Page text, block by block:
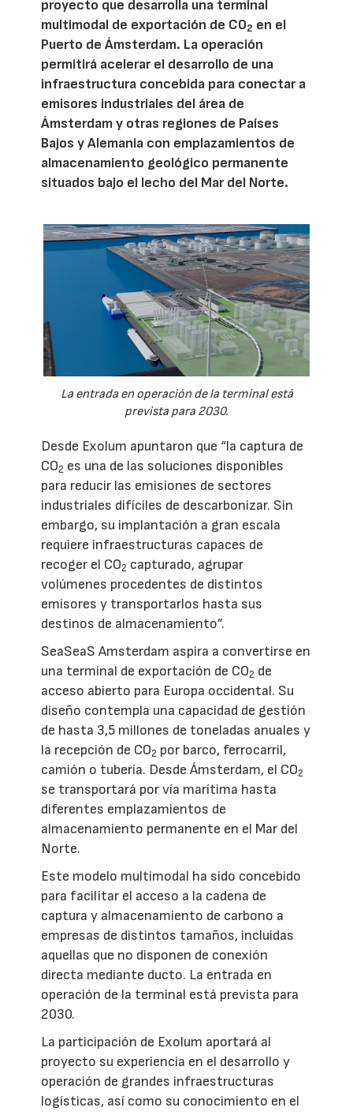
proyecto que desarrolla una terminal
multimodal de exportación de CO2 en el
Puerto de Ámsterdam. La operación
permitirá acelerar el desarrollo de una
infraestructura concebida para conectar a
emisores industriales del área de
Ámsterdam y otras regiones de Países
Bajos y Alemania con emplazamientos de
almacenamiento geológico permanente
situados bajo el lecho del Mar del Norte.
La entrada en operación de la terminal está
prevista para 2030.
Desde Exolum apuntaron que “la captura de
CO2 es una de las soluciones disponibles
para reducir las emisiones de sectores
industriales difíciles de descarbonizar. Sin
embargo, su implantación a gran escala
requiere infraestructuras capaces de
recoger el CO2 capturado, agrupar
volúmenes procedentes de distintos
emisores y transportarlos hasta sus
destinos de almacenamiento”.
SeaSeaS Amsterdam aspira a convertirse en
una terminal de exportación de CO2 de
acceso abierto para Europa occidental. Su
diseño contempla una capacidad de gestión
de hasta 3,5 millones de toneladas anuales y
la recepción de CO2 por barco, ferrocarril,
camión o tubería. Desde Ámsterdam, el CO2
se transportará por vía marítima hasta
diferentes emplazamientos de
almacenamiento permanente en el Mar del
Norte.
Este modelo multimodal ha sido concebido
para facilitar el acceso a la cadena de
captura y almacenamiento de carbono a
empresas de distintos tamaños, incluidas
aquellas que no disponen de conexión
directa mediante ducto. La entrada en
operación de la terminal está prevista para
2030.
La participación de Exolum aportará al
proyecto su experiencia en el desarrollo y
operación de grandes infraestructuras
logísticas, así como su conocimiento en el